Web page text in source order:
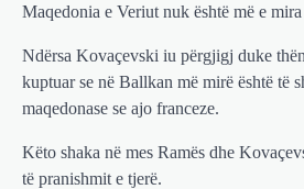
Maqedonia e Veriut nuk është më e
Ndërsa Kovaçevski iu përgjigj duke
kuptuar se në Ballkan më mirë është të
maqedonase se ajo franceze.
Këto shaka në mes Ramës dhe
të pranishmit e tjerë.